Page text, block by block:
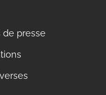
presse